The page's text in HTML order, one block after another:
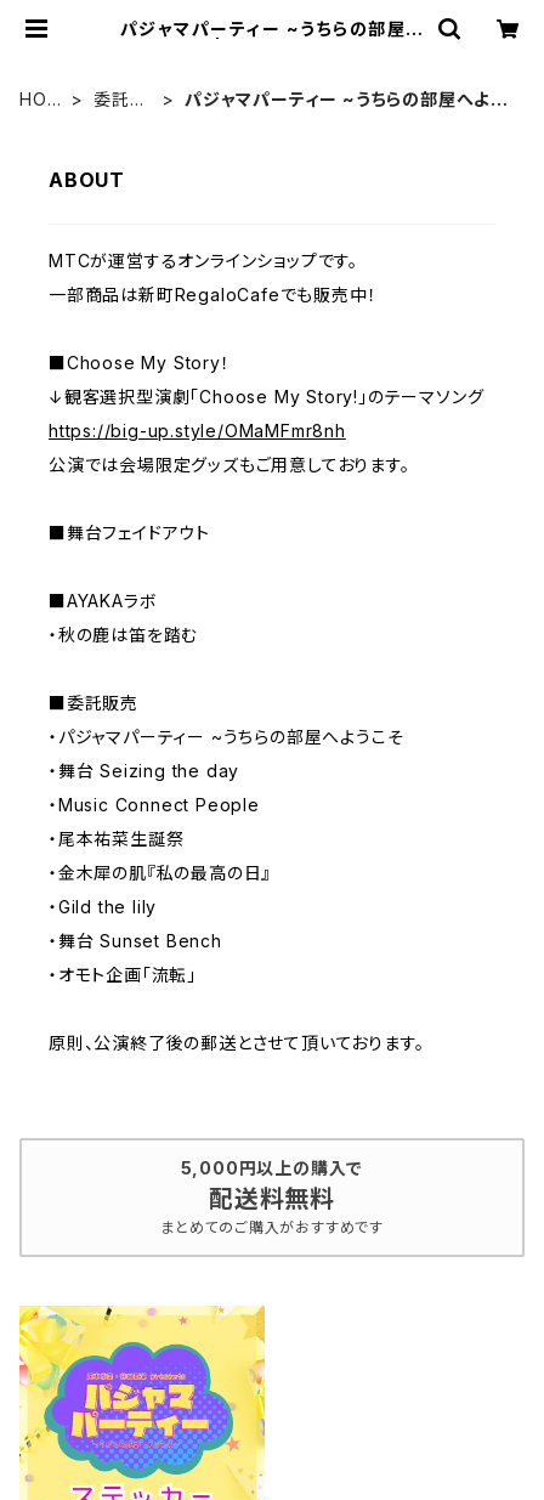
パジャマパーティー ~うちらの部屋へ
HOM
委託販
パジャマパーティー ~うちらの部屋へよう
ABOUT
MTCが運営するオンラインショップです。
一部商品は新町RegaloCafeでも販売中！
■Choose My Story！
↓観客選択型演劇「Choose My Story!」のテーマソング
https://big-up.style/OMaMFmr8nh
公演では会場限定グッズもご用意しております。
■舞台フェイドアウト
■AYAKAラボ
・秋の鹿は笛を踏む
■委託販売
・パジャマパーティー ~うちらの部屋へようこそ
・舞台 Seizing the day
・Music Connect People
・尾本祐菜生誕祭
・金木犀の肌『私の最高の日』
・Gild the lily
・舞台 Sunset Bench
・オモト企画「流転」
原則、公演終了後の郵送とさせて頂いております。
5,000円以上の購入で
配送料無料
まとめてのご購入がおすすめです